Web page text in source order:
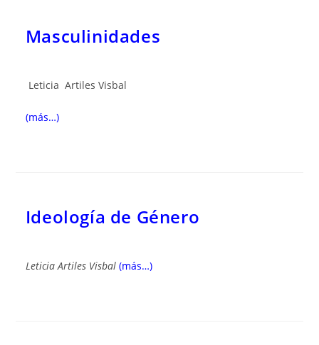
Masculinidades
Leticia Artiles Visbal
(más…)
Ideología de Género
Leticia Artiles Visbal (más…)